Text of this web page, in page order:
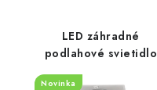
LED záhradné
podlahové svietidlo
GU10 - čierne
Novinka